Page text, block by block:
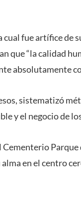
cual fue artífice de
que “la calidad
absolutamente
sistematizó
y el negocio de
en el centro